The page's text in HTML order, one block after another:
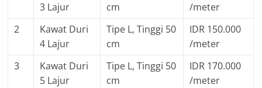
3 Lajur
cm
/meter
2
Kawat Duri
4 Lajur
Tipe L, Tinggi 50
cm
IDR 150.000
/meter
3
Kawat Duri
5 Lajur
Tipe L, Tinggi 50
cm
IDR 170.000
/meter